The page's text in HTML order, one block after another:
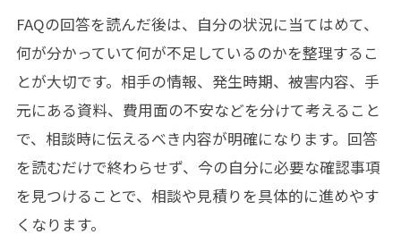
FAQの回答を読んだ後は、自分の状況に当てはめて、
何が分かっていて何が不足しているのかを整理するこ
とが大切です。相手の情報、発生時期、被害内容、手
元にある資料、費用面の不安などを分けて考えること
で、相談時に伝えるべき内容が明確になります。回答
を読むだけで終わらせず、今の自分に必要な確認事項
を見つけることで、相談や見積りを具体的に進めやす
くなります。